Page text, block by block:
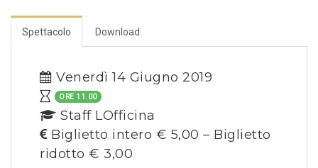
Spettacolo Download
Venerdì 14 Giugno 2019
ORE 11.00
Staff LOfficina
Biglietto intero € 5,00 – Biglietto
ridotto € 3,00